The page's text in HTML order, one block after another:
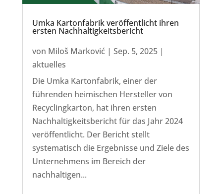
Umka Kartonfabrik veröffentlicht ihren
ersten Nachhaltigkeitsbericht
von Miloš Marković | Sep. 5, 2025|
aktuelles
Die Umka Kartonfabrik, einer der
führenden heimischen Hersteller von
Recyclingkarton, hat ihren ersten
Nachhaltigkeitsbericht für das Jahr 2024
veröffentlicht. Der Bericht stellt
systematisch die Ergebnisse und Ziele des
Unternehmens im Bereich der
nachhaltigen...